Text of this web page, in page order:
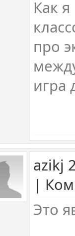
Как
про
игра
azikj
|
Это